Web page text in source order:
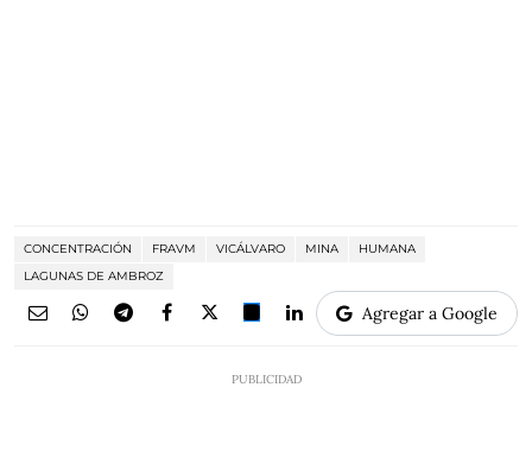
CONCENTRACIÓN FRAVM VICÁLVARO MINA
HUMANA
LAGUNAS DE AMBROZ
Agregar a Google